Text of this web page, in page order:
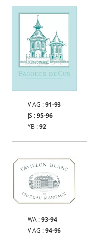
V AG :91-93
JS :95-96
YB :92
WA :93-94
V AG :94-96